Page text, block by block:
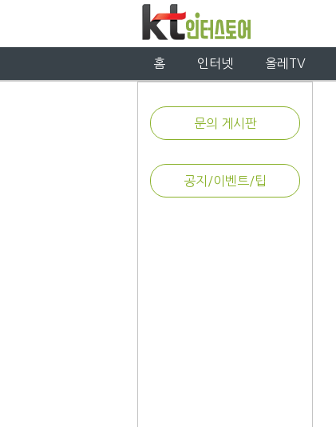
홈 인터넷 올레TV
문의 게시판
공지/이벤트/팁